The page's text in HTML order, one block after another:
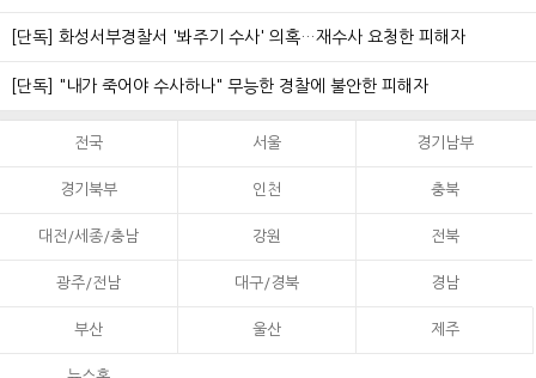
[단독] 화성서부경찰서 '봐주기 수사' 의혹…재수사 요청한 피해자
[단독] "내가 죽어야 수사하나" 무능한 경찰에 불안한 피해자
전국 서울 경기남부
경기북부 인천 충북
대전/세종/충남 강원 전북
광주/전남 대구/경북 경남
부산 울산 제주